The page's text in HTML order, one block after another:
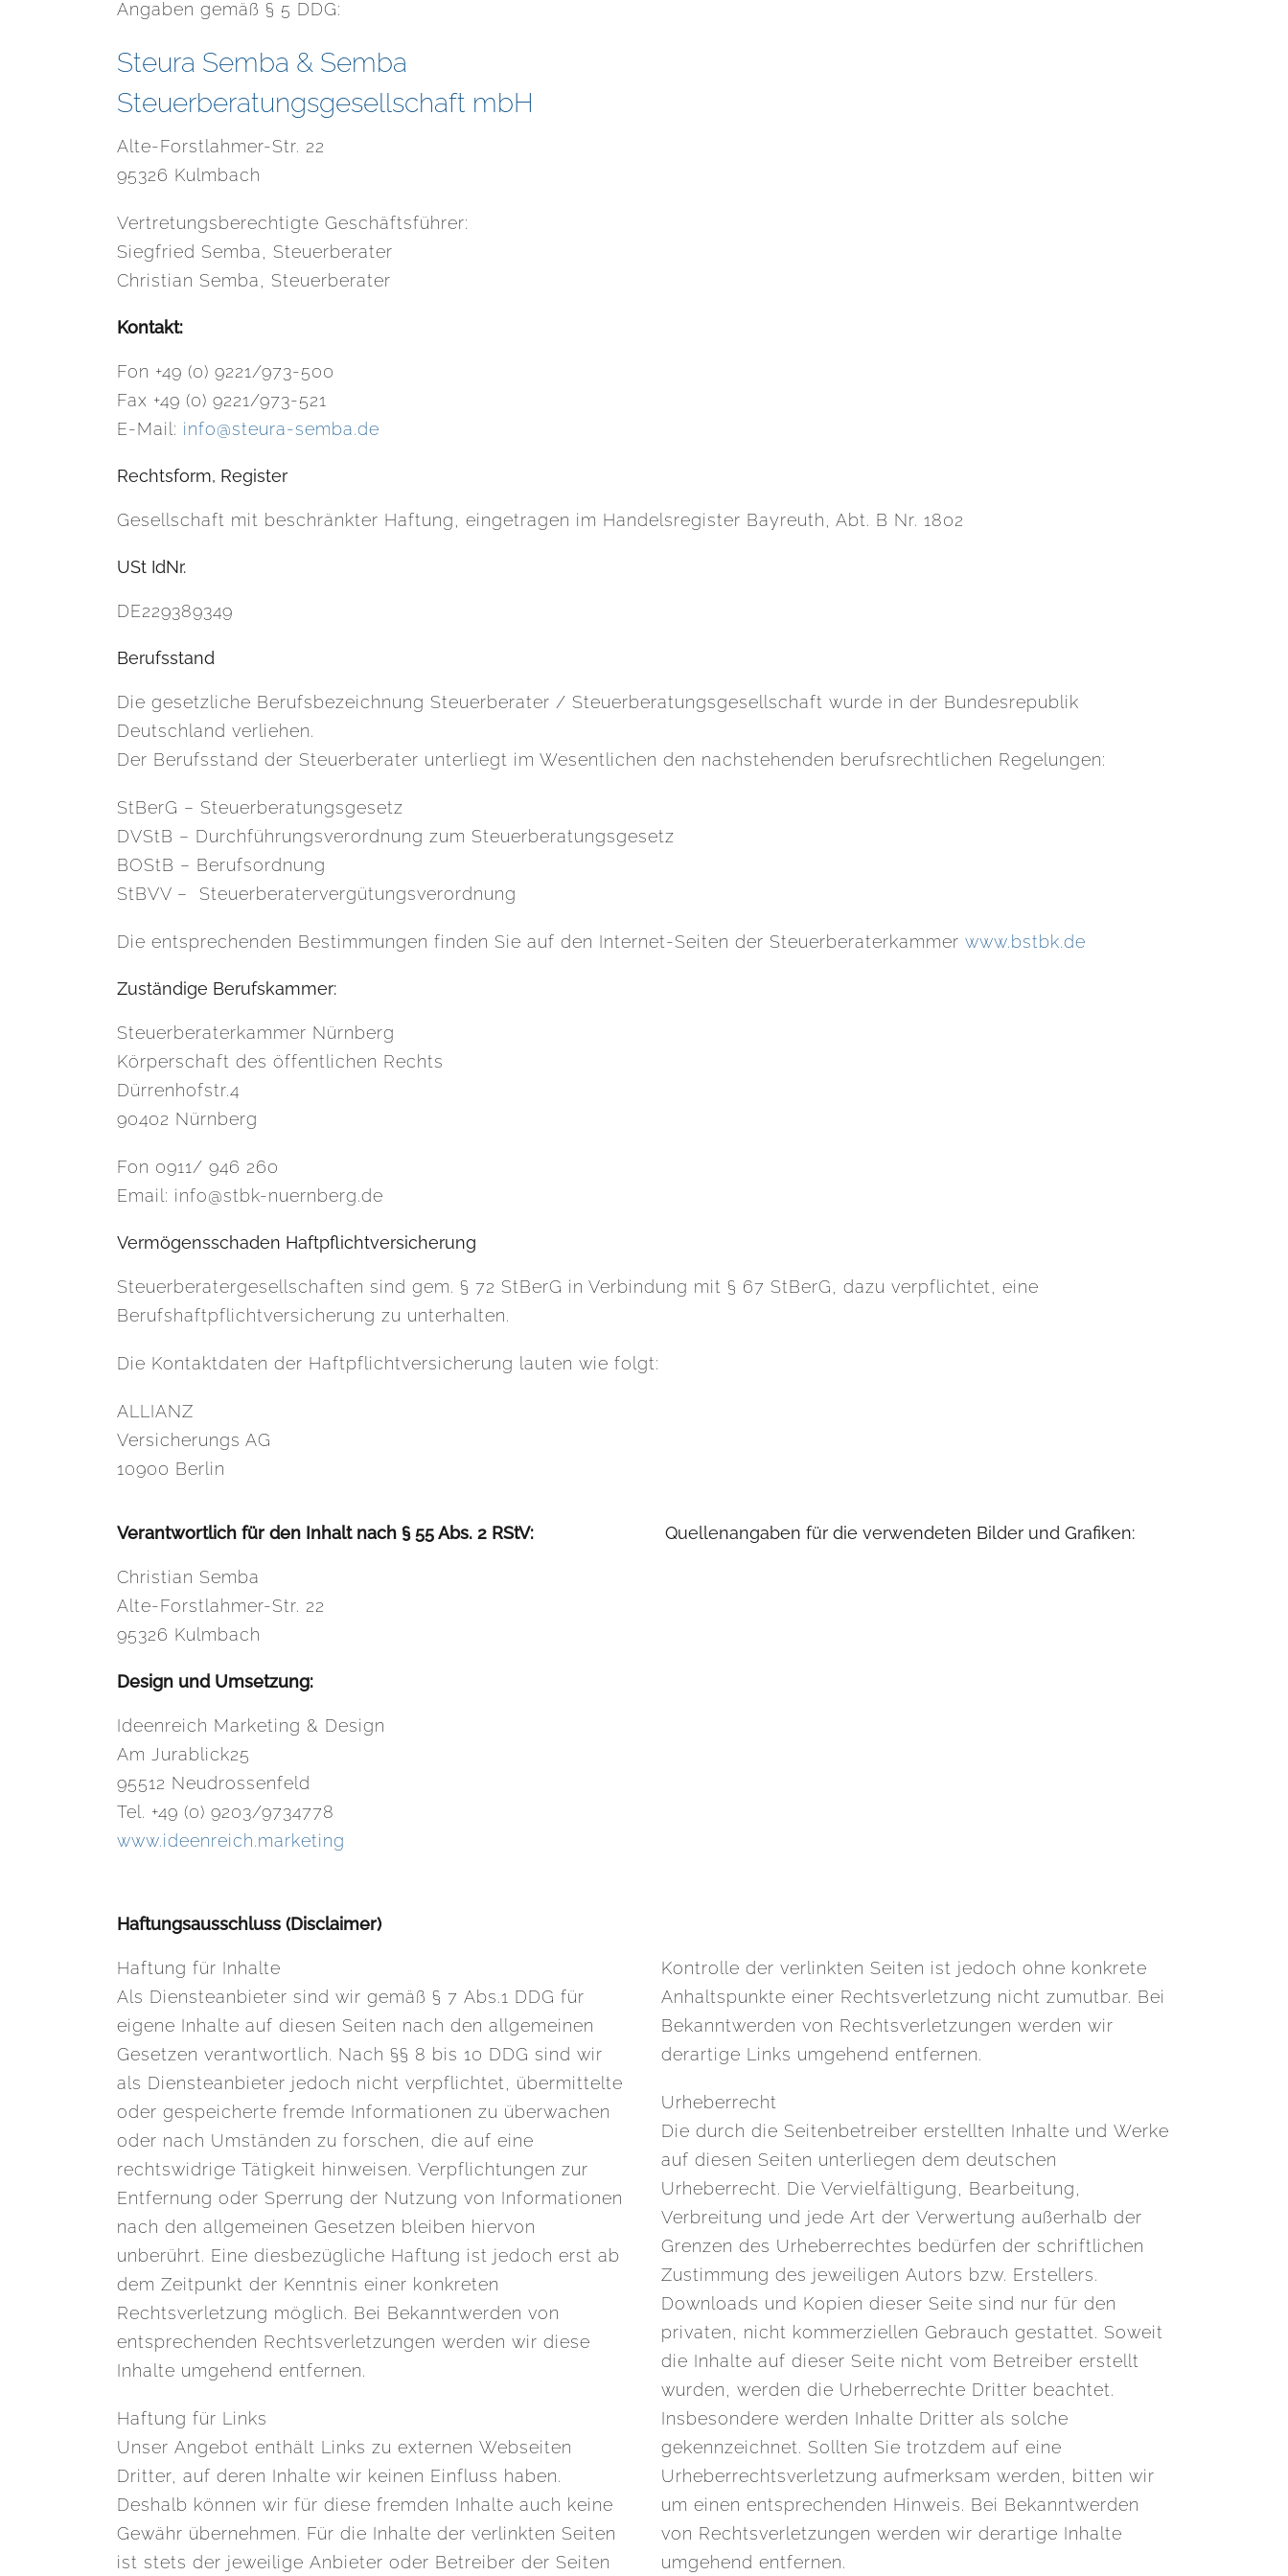
Angaben gemäß § 5 DDG:
Steura Semba & Semba
Steuerberatungsgesellschaft mbH
Alte-Forstlahmer-Str. 22
95326 Kulmbach
Vertretungsberechtigte Geschäftsführer:
Siegfried Semba, Steuerberater
Christian Semba, Steuerberater
Kontakt:
Fon +49 (0) 9221/973-500
Fax +49 (0) 9221/973-521
E-Mail: info@steura-semba.de
Rechtsform, Register
Gesellschaft mit beschränkter Haftung, eingetragen im Handelsregister Bayreuth, Abt. B Nr. 1802
USt IdNr.
DE229389349
Berufsstand
Die gesetzliche Berufsbezeichnung Steuerberater / Steuerberatungsgesellschaft wurde in der Bundesrepublik
Deutschland verliehen.
Der Berufsstand der Steuerberater unterliegt im Wesentlichen den nachstehenden berufsrechtlichen Regelungen:
StBerG – Steuerberatungsgesetz
DVStB – Durchführungsverordnung zum Steuerberatungsgesetz
BOStB – Berufsordnung
StBVV – Steuerberatervergütungsverordnung
Die entsprechenden Bestimmungen finden Sie auf den Internet-Seiten der Steuerberaterkammer www.bstbk.de
Zuständige Berufskammer:
Steuerberaterkammer Nürnberg
Körperschaft des öffentlichen Rechts
Dürrenhofstr.4
90402 Nürnberg
Fon 0911/ 946 260
Email: info@stbk-nuernberg.de
Vermögensschaden Haftpflichtversicherung
Steuerberatergesellschaften sind gem. § 72 StBerG in Verbindung mit § 67 StBerG, dazu verpflichtet, eine
Berufshaftpflichtversicherung zu unterhalten.
Die Kontaktdaten der Haftpflichtversicherung lauten wie folgt:
ALLIANZ
Versicherungs AG
10900 Berlin
Verantwortlich für den Inhalt nach § 55 Abs. 2 RStV:
Christian Semba
Alte-Forstlahmer-Str. 22
95326 Kulmbach
Design und Umsetzung:
Ideenreich Marketing & Design
Am Jurablick25
95512 Neudrossenfeld
Tel. +49 (0) 9203/9734778
www.ideenreich.marketing
Quellenangaben für die verwendeten Bilder und Grafiken:
Haftungsausschluss (Disclaimer)
Haftung für Inhalte
Als Diensteanbieter sind wir gemäß § 7 Abs.1 DDG für
eigene Inhalte auf diesen Seiten nach den allgemeinen
Gesetzen verantwortlich. Nach §§ 8 bis 10 DDG sind wir
als Diensteanbieter jedoch nicht verpflichtet, übermittelte
oder gespeicherte fremde Informationen zu überwachen
oder nach Umständen zu forschen, die auf eine
rechtswidrige Tätigkeit hinweisen. Verpflichtungen zur
Entfernung oder Sperrung der Nutzung von Informationen
nach den allgemeinen Gesetzen bleiben hiervon
unberührt. Eine diesbezügliche Haftung ist jedoch erst ab
dem Zeitpunkt der Kenntnis einer konkreten
Rechtsverletzung möglich. Bei Bekanntwerden von
entsprechenden Rechtsverletzungen werden wir diese
Inhalte umgehend entfernen.
Haftung für Links
Unser Angebot enthält Links zu externen Webseiten
Dritter, auf deren Inhalte wir keinen Einfluss haben.
Deshalb können wir für diese fremden Inhalte auch keine
Gewähr übernehmen. Für die Inhalte der verlinkten Seiten
ist stets der jeweilige Anbieter oder Betreiber der Seiten
Kontrolle der verlinkten Seiten ist jedoch ohne konkrete
Anhaltspunkte einer Rechtsverletzung nicht zumutbar. Bei
Bekanntwerden von Rechtsverletzungen werden wir
derartige Links umgehend entfernen.
Urheberrecht
Die durch die Seitenbetreiber erstellten Inhalte und Werke
auf diesen Seiten unterliegen dem deutschen
Urheberrecht. Die Vervielfältigung, Bearbeitung,
Verbreitung und jede Art der Verwertung außerhalb der
Grenzen des Urheberrechtes bedürfen der schriftlichen
Zustimmung des jeweiligen Autors bzw. Erstellers.
Downloads und Kopien dieser Seite sind nur für den
privaten, nicht kommerziellen Gebrauch gestattet. Soweit
die Inhalte auf dieser Seite nicht vom Betreiber erstellt
wurden, werden die Urheberrechte Dritter beachtet.
Insbesondere werden Inhalte Dritter als solche
gekennzeichnet. Sollten Sie trotzdem auf eine
Urheberrechtsverletzung aufmerksam werden, bitten wir
um einen entsprechenden Hinweis. Bei Bekanntwerden
von Rechtsverletzungen werden wir derartige Inhalte
umgehend entfernen.